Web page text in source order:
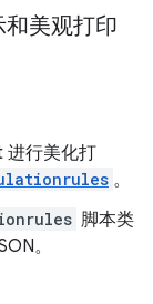
美观打印
进行美化打
。
脚本类
。